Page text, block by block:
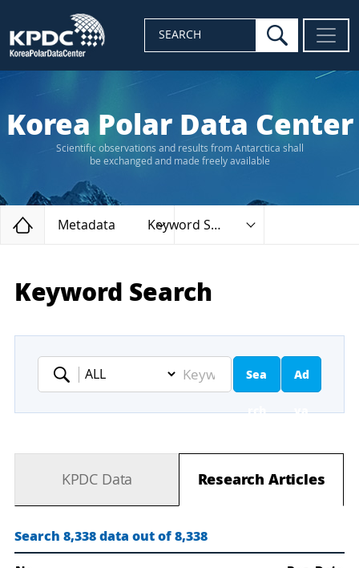
SEARCH search
Korea Polar Data Center
Scientific observations and results from Antarctica shall
be exchanged and made freely available
Home
Metadata Keyword Search
Keyword Search
Keyword
Sea
rch
Ad
va
ed
ar
KPDC Data Research Articles
Search 8,338 data out of 8,338